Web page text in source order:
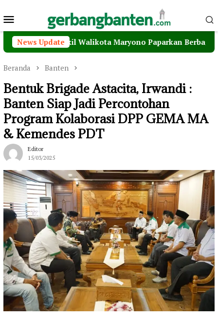
ke
Menu
Mobile
News Update
Wakil Walikota Maryono Paparkan Berbagai Inovasi
Beranda Banten
Bentuk Brigade Astacita, Irwandi :
Banten Siap Jadi Percontohan
Program Kolaborasi DPP GEMA MA
& Kemendes PDT
Editor
15/03/2025